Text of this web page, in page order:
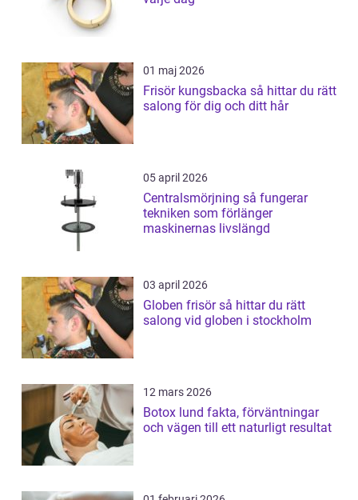
01 maj 2026
Frisör kungsbacka så hittar du rätt
salong för dig och ditt hår
05 april 2026
Centralsmörjning så fungerar
tekniken som förlänger
maskinernas livslängd
03 april 2026
Globen frisör så hittar du rätt
salong vid globen i stockholm
12 mars 2026
Botox lund fakta, förväntningar
och vägen till ett naturligt resultat